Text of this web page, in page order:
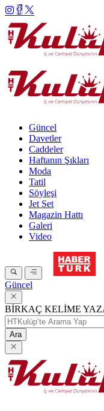
Güncel
Davetler
Caddeler
Haftanın Şıkları
Moda
Tatil
Söyleşi
Jet Set
Magazin Hattı
Galeri
Video
Güncel
BİRKAÇ KELİME
Ara